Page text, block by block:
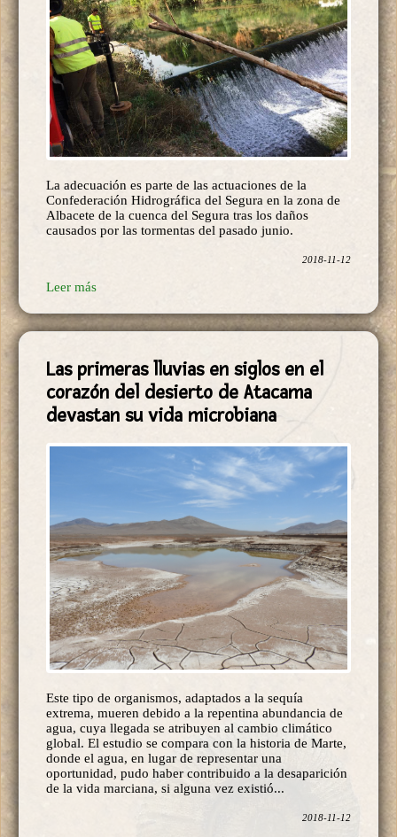
La adecuación es parte de las actuaciones de la
Confederación Hidrográfica del Segura en la zona de
Albacete de la cuenca del Segura tras los daños
causados por las tormentas del pasado junio.
2018-11-12
Leer más
Las primeras lluvias en siglos en el
corazón del desierto de Atacama
devastan su vida microbiana
Este tipo de organismos, adaptados a la sequía
extrema, mueren debido a la repentina abundancia de
agua, cuya llegada se atribuyen al cambio climático
global. El estudio se compara con la historia de Marte,
donde el agua, en lugar de representar una
oportunidad, pudo haber contribuido a la desaparición
de la vida marciana, si alguna vez existió...
2018-11-12